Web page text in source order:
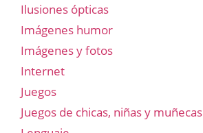
Ilusiones ópticas
Imágenes humor
Imágenes y fotos
Internet
Juegos
Juegos de chicas, niñas y muñecas